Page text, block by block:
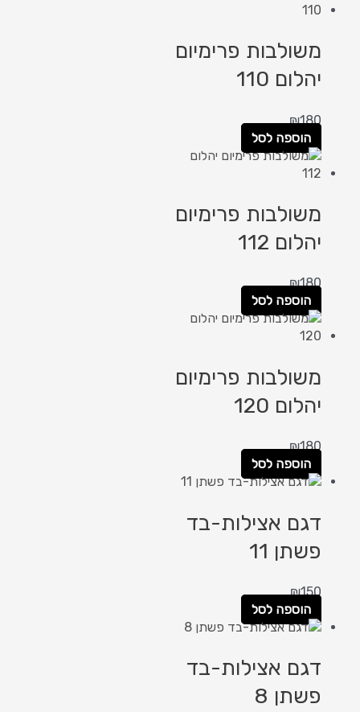
משולבות פרימיום
יהלום 110
₪180
הוספה לסל
משולבות פרימיום
יהלום 112
₪180
הוספה לסל
משולבות פרימיום
יהלום 120
₪180
הוספה לסל
דגם אצילות-בד
פשתן 11
₪150
הוספה לסל
דגם אצילות-בד
פשתן 8